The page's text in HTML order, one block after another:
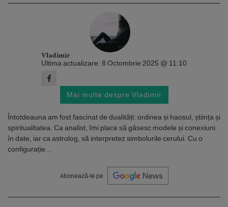
Vladimir
Ultima actualizare: 8 Octombrie 2025 @ 11:10
Mai multe despre Vladimir
Întotdeauna am fost fascinat de dualități: ordinea și haosul, știința și
spiritualitatea. Ca analist, îmi place să găsesc modele și conexiuni
în date, iar ca astrolog, să interpretez simbolurile cerului. Cu o
configurație...
Abonează-te pe